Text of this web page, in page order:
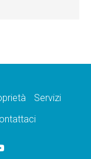
Servizi